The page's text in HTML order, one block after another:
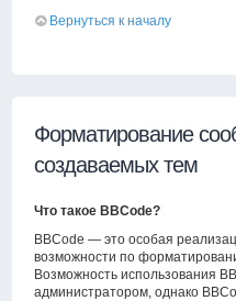
Вернуться к началу
Форматирование
создаваемых тем
Что такое BBCode?
BBCode — это особая
возможности по
Возможность использования
администратором, однако